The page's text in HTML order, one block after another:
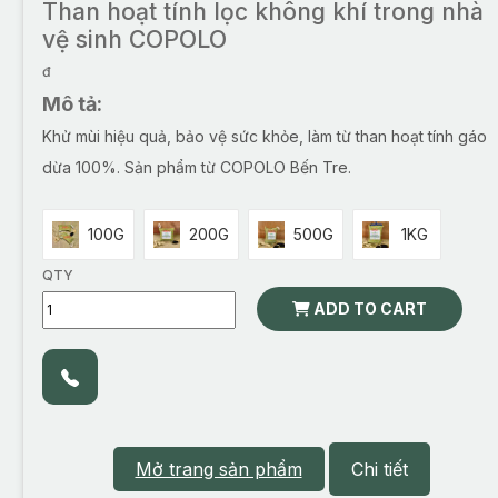
Than hoạt tính lọc không khí trong nhà
vệ sinh COPOLO
đ
Mô tả:
Khử mùi hiệu quả, bảo vệ sức khỏe, làm từ than hoạt tính gáo
dừa 100%. Sản phẩm từ COPOLO Bến Tre.
100G 200G 500G 1KG
QTY
ADD TO CART
Mở trang sản phẩm Chi tiết